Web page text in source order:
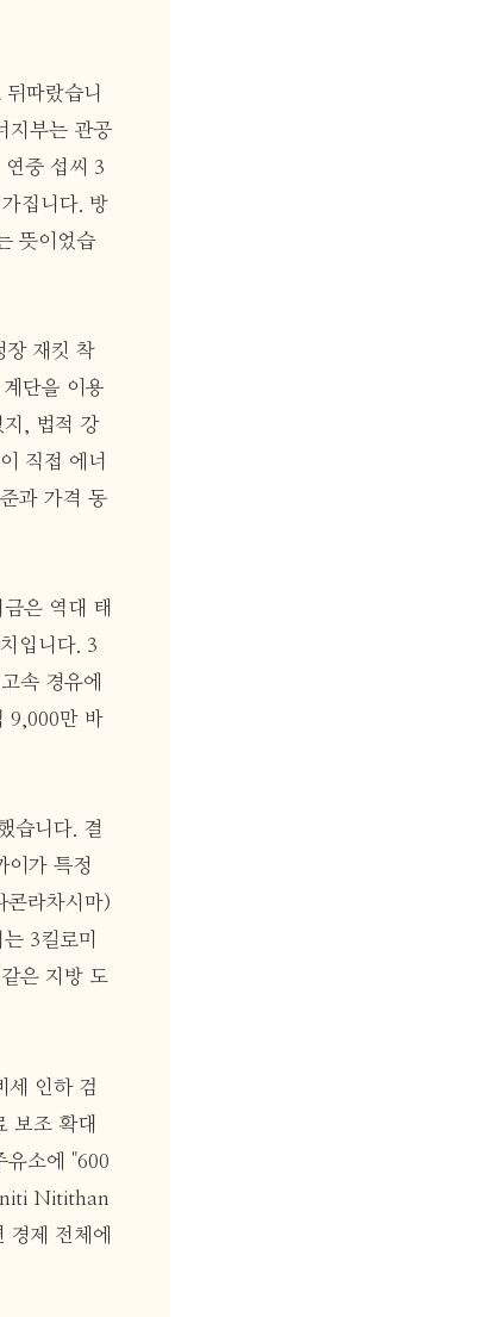
따랐습니
지부는 관공
중 섭씨 3
집니다. 방
뜻이었습
장 재킷 착
단을 이용
지, 법적 강
직접 에너
과 가격 동
은 역대 태
입니다. 3
속 경유에
9,000만 바
습니다. 결
이가 특정
콘라차시마)
3킬로미
은 지방 도
세 인하 검
보조 확대
유소에 "600
Nitithan
제 전체에